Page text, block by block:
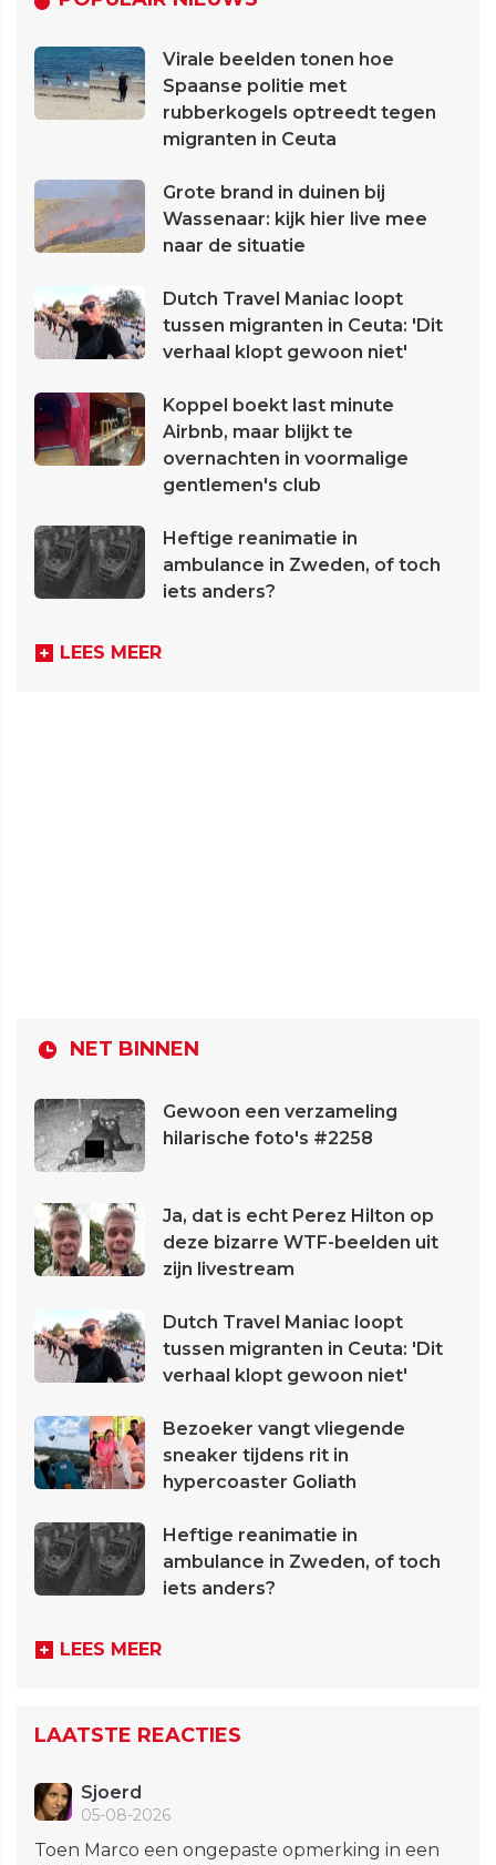
Virale beelden tonen hoe
Spaanse politie met
rubberkogels optreedt tegen
migranten in Ceuta
Grote brand in duinen bij
Wassenaar: kijk hier live mee
naar de situatie
Dutch Travel Maniac loopt
tussen migranten in Ceuta: 'Dit
verhaal klopt gewoon niet'
Koppel boekt last minute
Airbnb, maar blijkt te
overnachten in voormalige
gentlemen's club
Heftige reanimatie in
ambulance in Zweden, of toch
iets anders?
LEES MEER
NET BINNEN
Gewoon een verzameling
hilarische foto's #2258
Ja, dat is echt Perez Hilton op
deze bizarre WTF-beelden uit
zijn livestream
Dutch Travel Maniac loopt
tussen migranten in Ceuta: 'Dit
verhaal klopt gewoon niet'
Bezoeker vangt vliegende
sneaker tijdens rit in
hypercoaster Goliath
Heftige reanimatie in
ambulance in Zweden, of toch
iets anders?
LEES MEER
LAATSTE REACTIES
Sjoerd
05-08-2026
Toen Marco een ongepaste opmerking in een